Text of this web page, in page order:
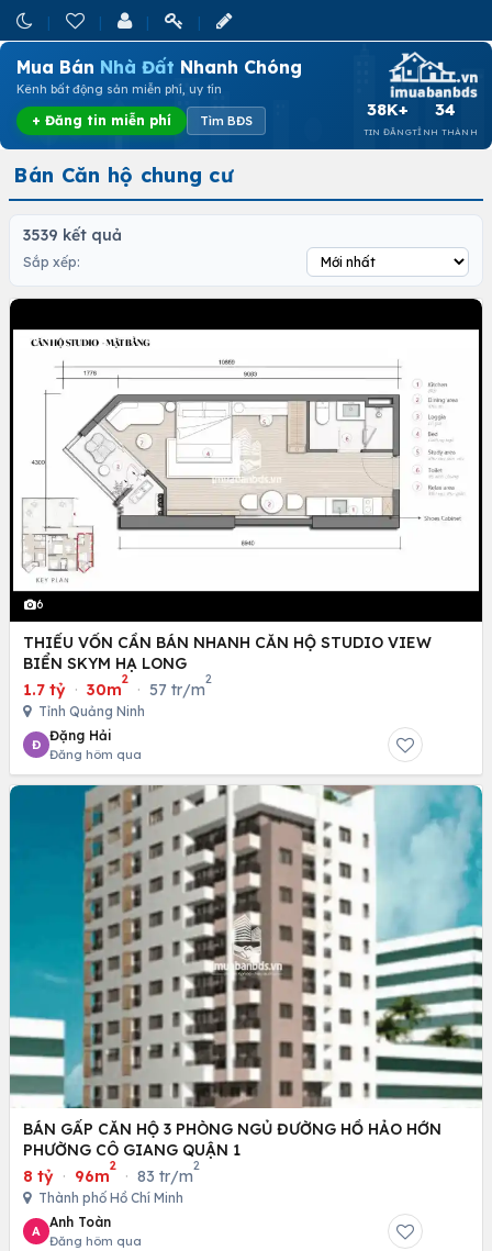
Mua Bán Nhà Đất Nhanh Chóng
Kênh bất động sản miễn phí, uy tín
+ Đăng tin miễn phí Tìm BĐS
38K+
TIN ĐĂNG
34
TỈNH THÀNH
Bán Căn hộ chung cư
3539 kết quả
Sắp xếp:
6
THIẾU VỐN CẦN BÁN NHANH CĂN HỘ STUDIO VIEW
BIỂN SKYM HẠ LONG
1.7 tỷ · 30m
2
· 57 tr/m
2
Tỉnh Quảng Ninh
Đ
Đặng Hải
Đăng hôm qua
BÁN GẤP CĂN HỘ 3 PHÒNG NGỦ ĐƯỜNG HỒ HẢO HỚN
PHƯỜNG CÔ GIANG QUẬN 1
8 tỷ · 96m
2
· 83 tr/m
2
Thành phố Hồ Chí Minh
A
Anh Toàn
Đăng hôm qua